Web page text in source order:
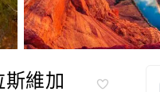
斯維加